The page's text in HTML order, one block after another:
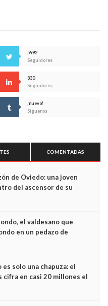
5992
Seguidores
830
Seguidores
¡nuevo!
Síguenos
COMENTADAS
de Oviedo: una joven
del ascensor de su
el valdesano que
en un pedazo de
es solo una chapuza: el
cifra en casi 20 millones el